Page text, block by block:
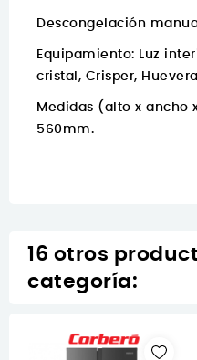
Descongelación
Equipamiento: Luz
cristal, Crisper,
Medidas (alto x ancho
560mm.
16 otros
categoría: